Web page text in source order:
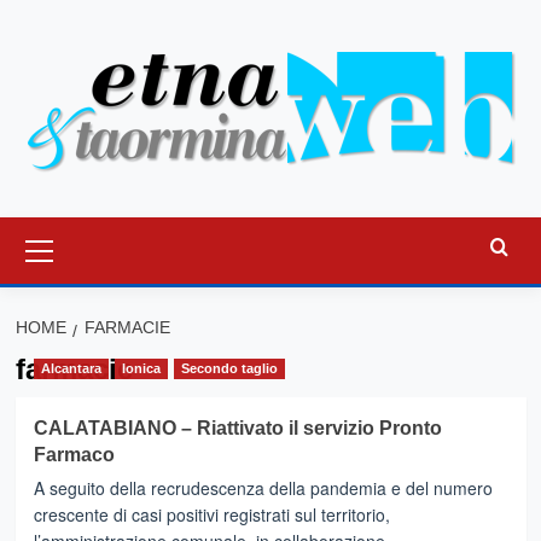
principale
HOME FARMACIE
farmacie
Alcantara Ionica Secondo taglio
CALATABIANO – Riattivato il servizio Pronto
Farmaco
A seguito della recrudescenza della pandemia e del numero
crescente di casi positivi registrati sul territorio,